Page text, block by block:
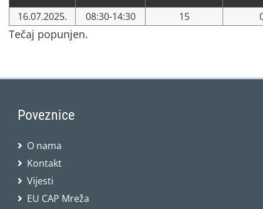
16.07.2025. 08:30-14:30 15
Tečaj popunjen.
Poveznice
O nama
Kontakt
Vijesti
EU CAP Mreža